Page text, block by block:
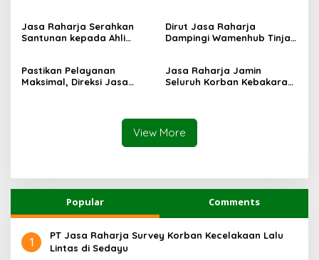
Maksimal Kepada
masyarakat
Jasa Raharja Serahkan
Santunan kepada Ahli
Dirut Jasa Raharja
Dampingi Wamenhub Tinjau
PHC Surabaya
Pastikan Pelayanan
Maksimal, Direksi Jasa
Jasa Raharja Jamin
Seluruh Korban Kebakaran
View More
Popular Comments
1
PT Jasa Raharja Survey Korban Kecelakaan Lalu
Lintas di Sedayu